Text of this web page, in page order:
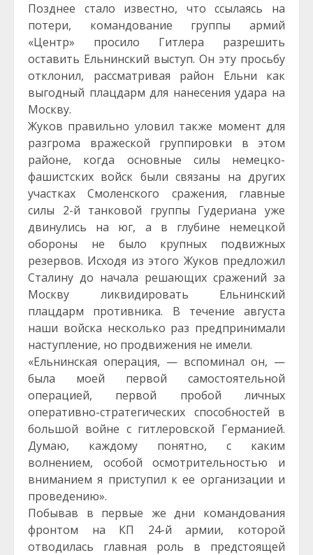
Позднее стало известно, что ссылаясь на
потери, командование группы армий
«Центр» просило Гитлера разрешить
оставить Ельнинский выступ. Он эту просьбу
отклонил, рассматривая район Ельни как
выгодный плацдарм для нанесения удара на
Москву.
Жуков правильно уловил также момент для
разгрома вражеской группировки в этом
районе, когда основные силы немецко-
фашистских войск были связаны на других
участках Смоленского сражения, главные
силы 2-й танковой группы Гудериана уже
двинулись на юг, а в глубине немецкой
обороны не было крупных подвижных
резервов. Исходя из этого Жуков предложил
Сталину до начала решающих сражений за
Москву ликвидировать Ельнинский
плацдарм противника. В течение августа
наши войска несколько раз предпринимали
наступление, но продвижения не имели.
«Ельнинская операция, — вспоминал он, —
была моей первой самостоятельной
операцией, первой пробой личных
оперативно-стратегических способностей в
большой войне с гитлеровской Германией.
Думаю, каждому понятно, с каким
волнением, особой осмотрительностью и
вниманием я приступил к ее организации и
проведению».
Побывав в первые же дни командования
фронтом на КП 24-й армии, которой
отводилась главная роль в предстоящей